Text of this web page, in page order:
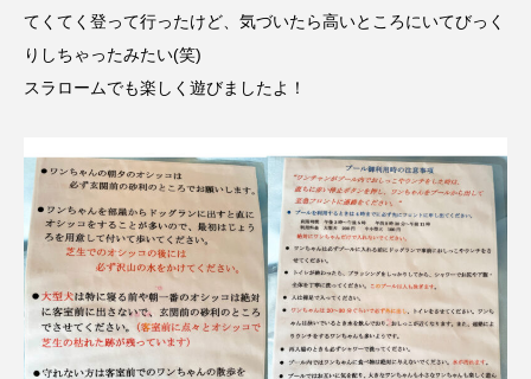
てくてく登って行ったけど、気づいたら高いところにいてびっく
りしちゃったみたい(笑)
スラロームでも楽しく遊びましたよ！